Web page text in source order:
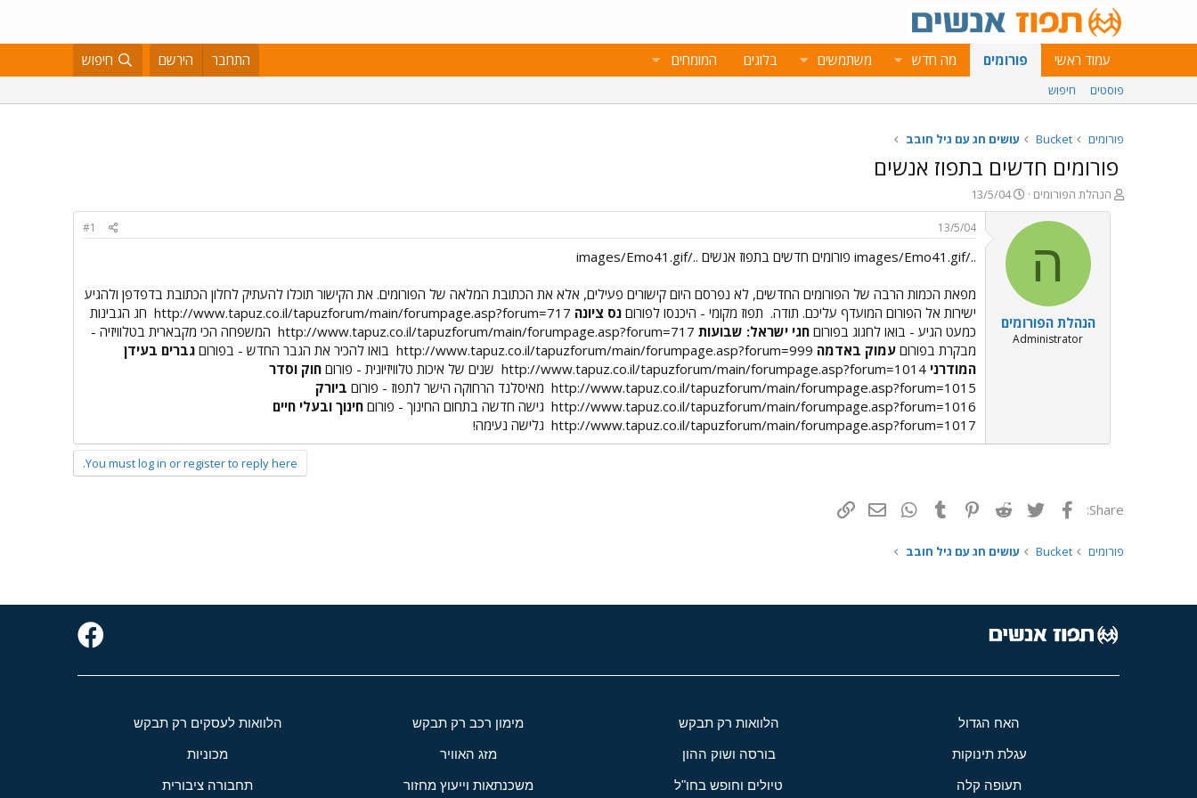
עמוד ראשי פורומים מה חדש משתמשים בלוגים המומחים התחבר הירשם חיפוש
פוסטים חיפוש
פורומים Bucket עושים חג עם גיל חובב
פורומים חדשים בתפוז אנשים
פ
ו
הנהלת הפורומים
פ
ו
ס
ם
ב
ת
ר
13/5/04
ה
הנהלת הפורומים
Administrator
13/5/04
#1
../images/Emo41.gif פורומים חדשים בתפוז אנשים ../images/Emo41.gif
מפאת הכמות הרבה של הפורומים החדשים, לא נפרסם היום קישורים פעילים, אלא את הכתובת המלאה של הפורומים. את הקישור תוכלו להעתיק לחלון הכתובת בדפדפן ולהגיע
ישירות אל הפורום המועדף עליכם. תודה. תפוז מקומי - היכנסו לפורום נס ציונה
חג הגבינות
כמעט הגיע - בואו לחגוג בפורום חגי ישראל: שבועות
המשפחה הכי מקבארית בטלוויזיה -
מבקרת בפורום עמוק באדמה בואו להכיר את הגבר החדש - בפורום גברים בעידן
המודרני
שנים של איכות טלוויזיונית - פורום חוק וסדר
http://www.tapuz.co.il/tapuzforum/main/forumpage.asp?forum=1015 מאיסלנד הרחוקה הישר לתפוז - פורום ביורק
http://www.tapuz.co.il/tapuzforum/main/forumpage.asp?forum=1016 גישה חדשה בתחום החינוך - פורום חינוך ובעלי חיים
http://www.tapuz.co.il/tapuzforum/main/forumpage.asp?forum=1017 גלישה נעימה!
You must log in or register to reply here.
Share: פייסבוק Twitter
Reddit
Pinterest
Tumblr
WhatsAppדואר אלקטרוני
פורומים Bucket עושים חג עם גיל חובב
האח הגדול הלוואות רק תבקש מימון רכב רק תבקש הלוואות לעסקים רק תבקש
עגלת תינוקות בורסה ושוק ההון מזג האוויר מכוניות
תעופה קלה טיולים וחופש בחו"ל משכנתאות וייעוץ מחזור תחבורה ציבורית